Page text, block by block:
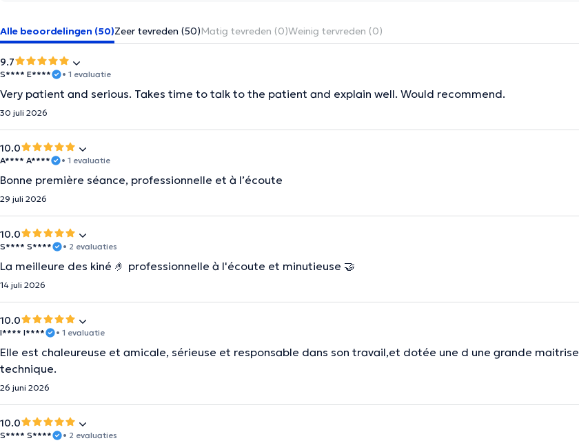
Alle beoordelingen (50)Zeer tevreden (50)Matig tevreden (0)Weinig tervreden (0)
9.7
S**** E**** • 1 evaluatie
Very patient and serious. Takes time to talk to the patient and explain well. Would recommend.
30 juli 2026
10.0
A**** A**** • 1 evaluatie
Bonne première séance, professionnelle et à l’écoute
29 juli 2026
10.0
S**** S**** • 2 evaluaties
La meilleure des kiné 🤌 professionnelle à l'écoute et minutieuse 🤝
14 juli 2026
10.0
I**** I**** • 1 evaluatie
Elle est chaleureuse et amicale, sérieuse et responsable dans son travail,et dotée une d une grande maitrise
technique.
26 juni 2026
10.0
S**** S**** • 2 evaluaties